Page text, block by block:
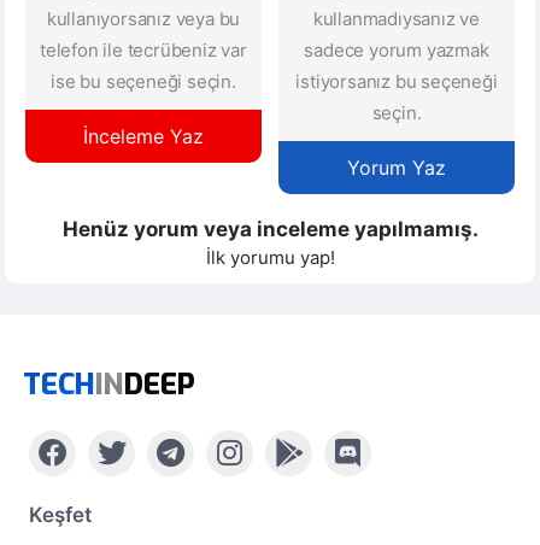
kullanıyorsanız veya bu
telefon ile tecrübeniz var
ise bu seçeneği seçin.
İnceleme Yaz
kullanmadıysanız ve
sadece yorum yazmak
istiyorsanız bu seçeneği
seçin.
Yorum Yaz
Henüz yorum veya inceleme yapılmamış.
İlk yorumu yap!
TECHINDEEP
Keşfet